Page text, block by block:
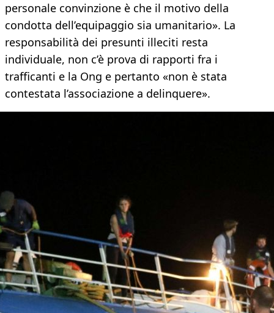
personale convinzione è che il motivo della
condotta dell’equipaggio sia umanitario». La
responsabilità dei presunti illeciti resta
individuale, non c’è prova di rapporti fra i
trafficanti e la Ong e pertanto «non è stata
contestata l’associazione a delinquere».